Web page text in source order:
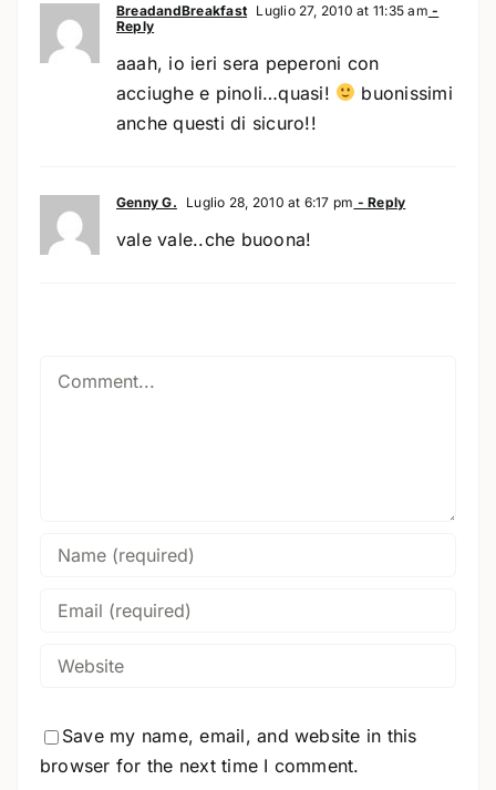
BreadandBreakfast Luglio 27, 2010 at 11:35 am -
Reply
aaah, io ieri sera peperoni con
acciughe e pinoli…quasi!
buonissimi
anche questi di sicuro!!
Genny G. Luglio 28, 2010 at 6:17 pm - Reply
vale vale..che buoona!
Save my name, email, and website in this
browser for the next time I comment.